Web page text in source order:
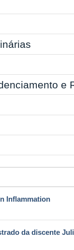
e
Inflammation